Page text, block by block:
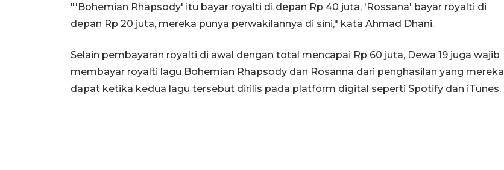
"'Bohemian Rhapsody' itu bayar royalti di depan Rp 40 juta, 'Rossana' bayar royalti di
depan Rp 20 juta, mereka punya perwakilannya di sini," kata Ahmad Dhani.
Selain pembayaran royalti di awal dengan total mencapai Rp 60 juta, Dewa 19 juga wajib
membayar royalti lagu Bohemian Rhapsody dan Rosanna dari penghasilan yang mereka
dapat ketika kedua lagu tersebut dirilis pada platform digital seperti Spotify dan iTunes.